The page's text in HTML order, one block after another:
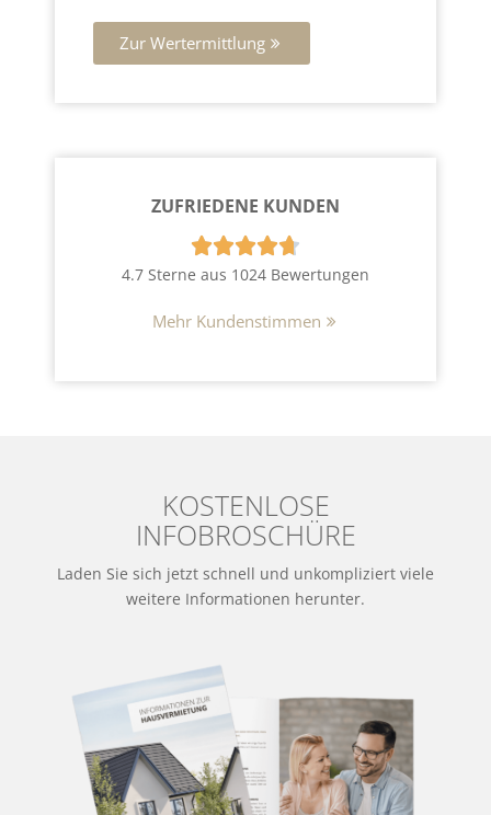
Zur Wertermittlung
ZUFRIEDENE KUNDEN

4.7 Sterne aus 1024 Bewertungen
Mehr Kundenstimmen
KOSTENLOSE
INFOBROSCHÜRE
Laden Sie sich jetzt schnell und unkompliziert viele
weitere Informationen herunter.